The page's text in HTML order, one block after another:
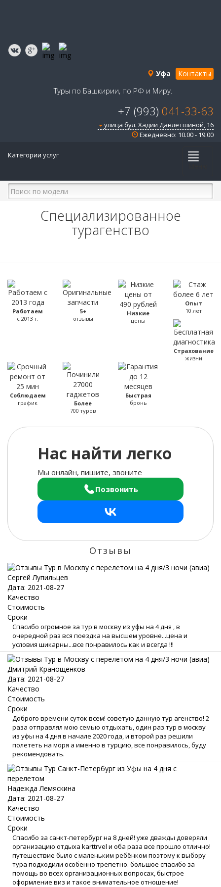
Уфа Контакты
Туры по Башкирии, по РФ и Миру.
+7 (993) 041-33-63
улица бул. Хадии Давлетшиной, 16
Ежедневно: 10.00 - 19.00
Категории услуг
Специализированное
турагенство
Работаем
с 2013 г.
5+
отзывы
Низкие
цены
Опыт
10 лет
Страхование
жизни
Соблюдаем
график
Более
700 туров
Быстрая
бронь
Нас найти легко
Мы онлайн, пишите, звоните
Позвонить
Отзывы
Сергей Лупильцев
Дата: 2021-08-27
Качество
Стоимость
Сроки
Спасибо огромное за тур в москву из уфы на 4 дня , в
очередной раз вся поездка на высшем уровне...цена и
условия шикарны...все понравилось как и всегда !!!
Дмитрий Кранощенков
Дата: 2021-08-27
Качество
Стоимость
Сроки
Доброго времени суток всем! советую данную тур агенство! 2
раза отправлял мою семью отдыхать, один раз тур в москву
из уфы на 4 дня в начале 2020 года, и второй раз решили
полететь на моря а именно в турцию, все понравилось, буду
рекомендовать.
Надежда Лемяскина
Дата: 2021-08-27
Качество
Стоимость
Сроки
Спасибо за санкт-петербург на 8 дней! уже дважды доверяли
организацию отдыха karttrvel и оба раза все прошло отлично!
путешествие было с маленьким ребёнком поэтому к выбору
тура подходили особенно трепетно. большое спасибо за
помощь во всех организационных вопросах, быстрое
оформление виз и такое внимательное отношение!